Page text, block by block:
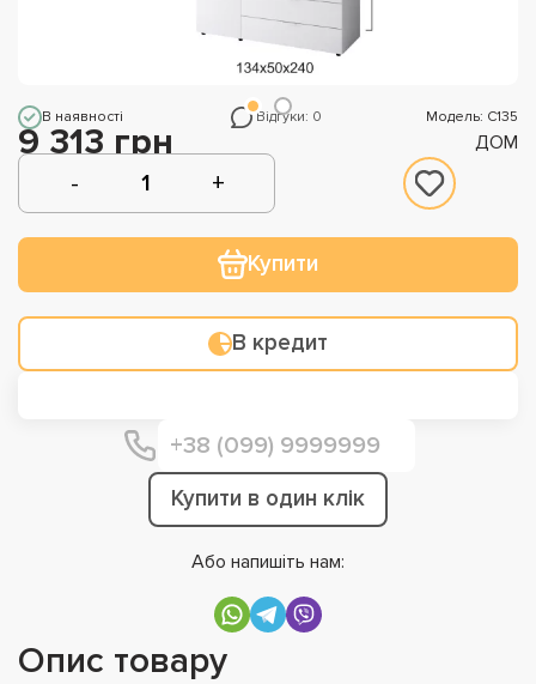
В наявності Відгуки: 0 Модель: С135
9 313 грн ДОМ
Купити
В кредит
Купити в один клік
Або напишіть нам:
Опис товару